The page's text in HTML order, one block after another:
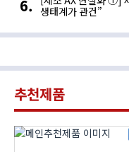
생태계가 관건”
추천제품